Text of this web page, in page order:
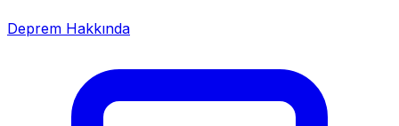
Deprem Hakkında